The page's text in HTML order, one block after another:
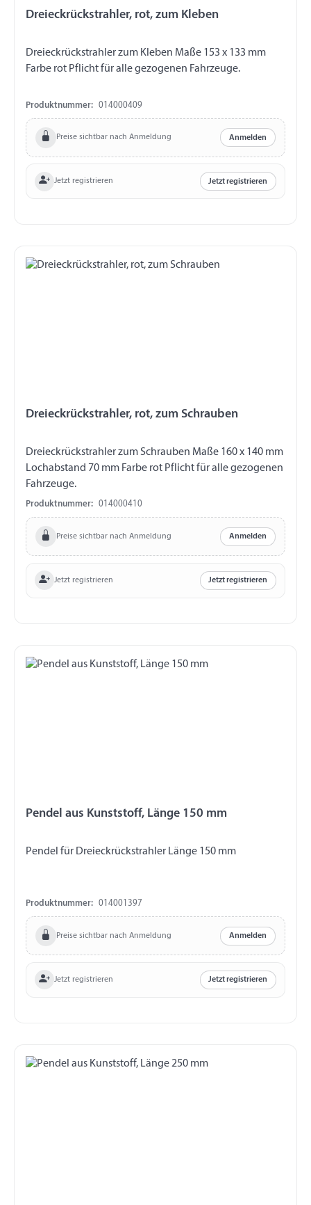
Dreieckrückstrahler, rot, zum Kleben
Dreieckrückstrahler zum Kleben Maße 153 x 133 mm
Farbe rot Pflicht für alle gezogenen Fahrzeuge.
Produktnummer: 014000409
Preise sichtbar nach Anmeldung Anmelden
Jetzt registrieren Jetzt registrieren
Dreieckrückstrahler, rot, zum Schrauben
Dreieckrückstrahler zum Schrauben Maße 160 x 140 mm
Lochabstand 70 mm Farbe rot Pflicht für alle gezogenen
Fahrzeuge.
Produktnummer: 014000410
Preise sichtbar nach Anmeldung Anmelden
Jetzt registrieren Jetzt registrieren
Pendel aus Kunststoff, Länge 150 mm
Pendel für Dreieckrückstrahler Länge 150 mm
Produktnummer: 014001397
Preise sichtbar nach Anmeldung Anmelden
Jetzt registrieren Jetzt registrieren